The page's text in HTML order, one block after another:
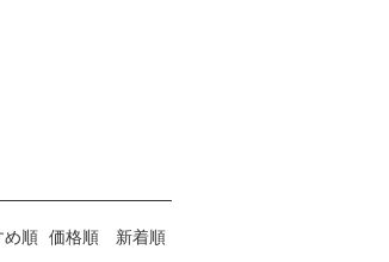
め順 価格順 新着順